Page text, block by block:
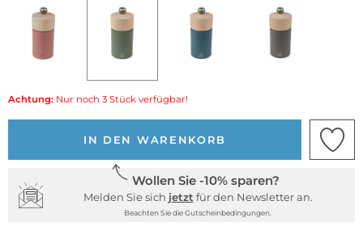
Achtung: Nur noch 3 Stück verfügbar!
IN DEN WARENKORB
Wollen Sie -10% sparen?
Melden Sie sich jetzt für den Newsletter an.
Beachten Sie die Gutscheinbedingungen.